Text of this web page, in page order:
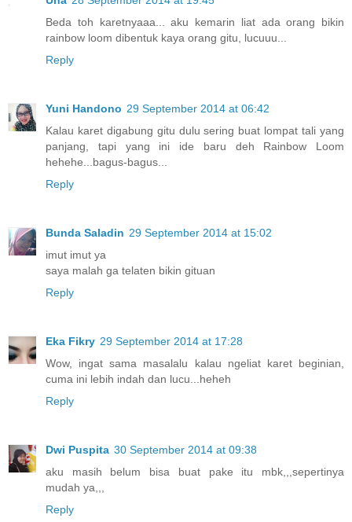
Beda toh karetnyaaa... aku kemarin liat ada orang bikin
rainbow loom dibentuk kaya orang gitu, lucuuu...
Reply
Yuni Handono 29 September 2014 at 06:42
Kalau karet digabung gitu dulu sering buat lompat tali yang
panjang, tapi yang ini ide baru deh Rainbow Loom
hehehe...bagus-bagus...
Reply
Bunda Saladin 29 September 2014 at 15:02
imut imut ya
saya malah ga telaten bikin gituan
Reply
Eka Fikry 29 September 2014 at 17:28
Wow, ingat sama masalalu kalau ngeliat karet beginian,
cuma ini lebih indah dan lucu...heheh
Reply
Dwi Puspita 30 September 2014 at 09:38
aku masih belum bisa buat pake itu mbk,,,sepertinya
mudah ya,,,
Reply